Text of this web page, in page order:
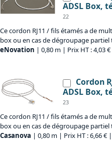
ADSL Box,
22
Ce cordon RJ11 / fils étamés a de
box ou en cas de dégroupage
eNovation | 0,80 m | Prix HT : 4,03 €
Cordon
ADSL Box,
23
Ce cordon RJ11 / fils étamés a de
box ou en cas de dégroupage
Casanova | 0,80 m | Prix HT : 6,66 € |